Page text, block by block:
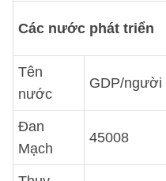
Các nước phát triển
Tên
nước
GDP/người
Đan
Mạch
45008